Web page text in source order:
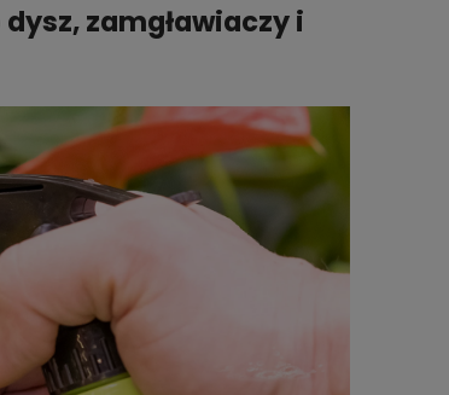
dysz, zamgławiaczy i